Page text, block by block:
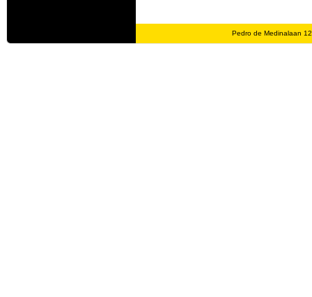
groen, zoals stadslandbouw en
volkstuinen, ook als woon-decor of
Pedro de Medinalaan